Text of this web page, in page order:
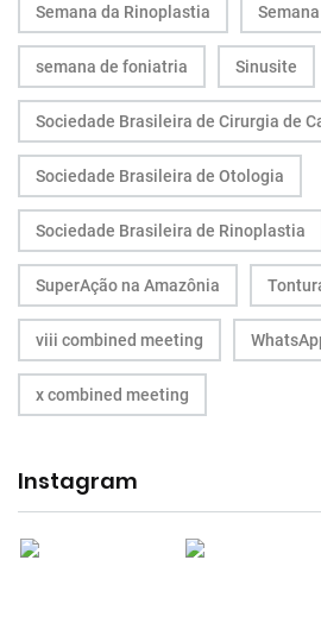
Semana da Rinoplastia
semana de foniatria Sinusite
Sociedade Brasileira de Cirurgia de
Sociedade Brasileira de Otologia
Sociedade Brasileira de Rinoplastia
SuperAção na Amazônia
viii combined meeting
x combined meeting
Instagram